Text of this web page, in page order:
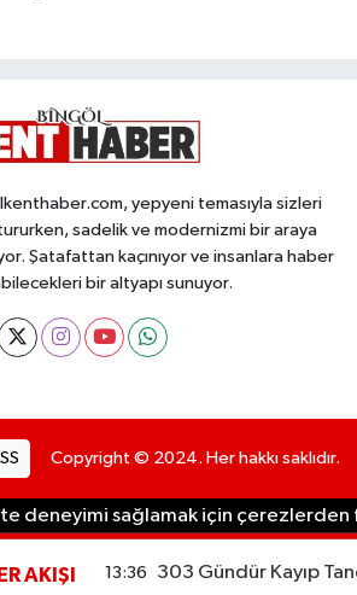
yepyeni temasıyla sizleri
sadelik ve modernizmi bir araya
Şatafattan kaçınıyor ve insanlara haber
bir altyapı sunuyor.
Copyright © 2024. Her hakkı saklıdır.
deneyimi sağlamak için çerezlerden
AKIŞI 13:36 303 Gündür Kayıp